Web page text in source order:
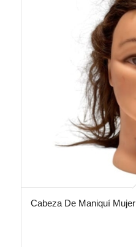
Cabeza De Maniquí Mujer